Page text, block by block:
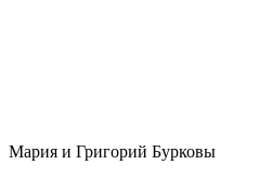
Мария и Григорий Бурковы